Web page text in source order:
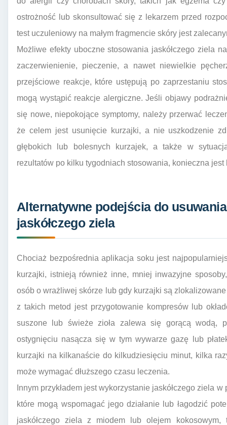
ostrożność lub skonsultować się z lekarzem przed
test uczuleniowy na małym fragmencie skóry jest
Możliwe efekty uboczne stosowania jaskółczego ziela
zaczerwienienie, pieczenie, a nawet niewielkie
przejściowe reakcje, które ustępują po zaprzestaniu
mogą wystąpić reakcje alergiczne. Jeśli objawy
się nowe, niepokojące symptomy, należy przerwać
że celem jest usunięcie kurzajki, a nie uszkodzenie
głębokich lub bolesnych kurzajek, a także w
rezultatów po kilku tygodniach stosowania, konieczna
Alternatywne podejścia do
jaskółczego ziela
Chociaż bezpośrednia aplikacja soku jest
kurzajki, istnieją również inne, mniej inwazyjne
osób o wrażliwej skórze lub gdy kurzajki są
z takich metod jest przygotowanie kompresów lub
suszone lub świeże zioła zalewa się gorącą wodą,
ostygnięciu nasącza się w tym wywarze gazę lub
kurzajki na kilkanaście do kilkudziesięciu minut, kilka
może wymagać dłuższego czasu leczenia.
Innym przykładem jest wykorzystanie jaskółczego ziela
które mogą wspomagać jego działanie lub łagodzić
jaskółczego ziela z miodem lub olejem